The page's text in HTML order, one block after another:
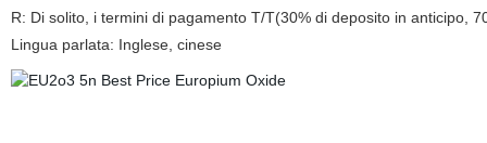
R: Di solito, i termini di pagamento T/T(30% di deposito in anticipo,
Lingua parlata: Inglese, cinese